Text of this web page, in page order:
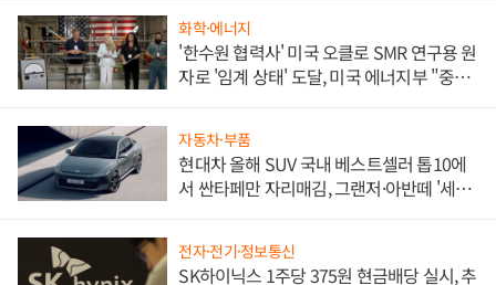
화학·에너지
'한수원 협력사' 미국 오클로 SMR 연구용 원
자로 '임계 상태' 도달, 미국 에너지부 "중요
자동차·부품
현대차 올해 SUV 국내 베스트셀러 톱10에
서 싼타페만 자리매김, 그랜저·아반떼 '세단
전자·전기·정보통신
SK하이닉스 1주당 375원 현금배당 실시, 추